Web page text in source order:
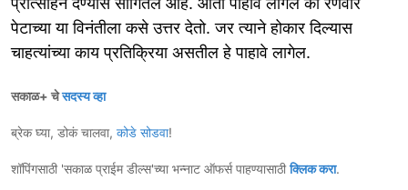
पेटाच्या या विनंतीला कसे उत्तर देतो. जर त्याने होकार दिल्यास
चाहत्यांच्या काय प्रतिक्रिया असतील हे पाहावे लागेल.
सकाळ+ चेसदस्य व्हा
ब्रेक घ्या, डोकं चालवा, कोडे सोडवा!
शॉपिंगसाठी 'सकाळ प्राईम डील्स'च्या भन्नाट ऑफर्स पाहण्यासाठीक्लिक करा.